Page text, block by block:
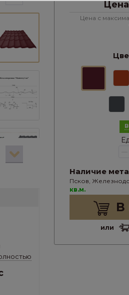
Цена с
Наличие
Псков,
кв.м.
В
или